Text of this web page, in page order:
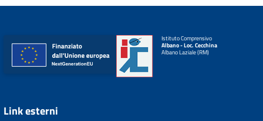
Istituto Comprensivo
Albano - Loc. Cecchina
Albano Laziale (RM)
Link esterni